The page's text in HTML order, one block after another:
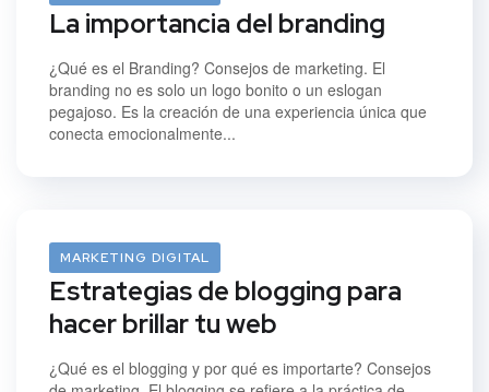
La importancia del branding
¿Qué es el Branding? Consejos de marketing. El
branding no es solo un logo bonito o un eslogan
pegajoso. Es la creación de una experiencia única que
conecta emocionalmente...
MARKETING DIGITAL
12/01/2024
Estrategias de blogging para
hacer brillar tu web
¿Qué es el blogging y por qué es importarte? Consejos